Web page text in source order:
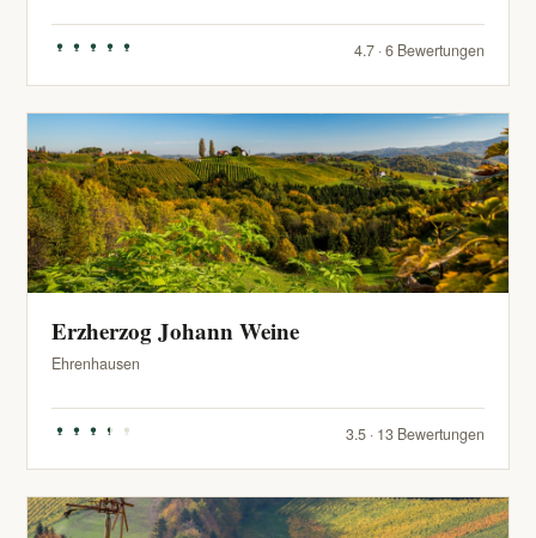
4.7 · 6 Bewertungen
Erzherzog Johann Weine
Ehrenhausen
3.5 · 13 Bewertungen